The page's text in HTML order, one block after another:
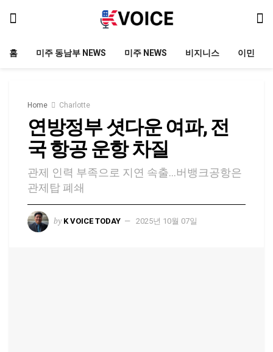
홈 미주 동남부 NEWS 미주 NEWS 비지니스 이민
Home Charlotte
연방정부 셧다운 여파, 전
국 항공 운항 차질
관제 인력 부족으로 지연 속출…버뱅크공항은
관제탑 폐쇄
by K VOICE TODAY 2025년 10월 07일